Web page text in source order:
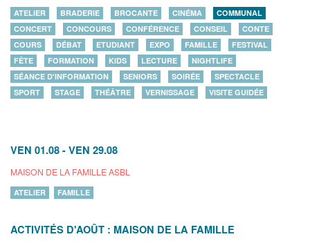
ATELIER BRADERIE BROCANTE CINÉMA
COMMUNAL
CONCERT
CONCOURS CONFÉRENCE CONSEIL
CONTE
COURS
DÉBAT ETUDIANT EXPO FAMILLE
FESTIVAL
FÊTE
FORMATION KIDS LECTURE
NIGHTLIFE
SÉANCE D'INFORMATION
SENIORS SOIRÉE
SPECTACLE
SPORT
STAGE THÉÂTRE VERNISSAGE VISITE GUIDÉE
VEN 01.08 - VEN 29.08
MAISON DE LA FAMILLE ASBL
ATELIER FAMILLE
ACTIVITÉS D'AOÛT : MAISON DE LA FAMILLE